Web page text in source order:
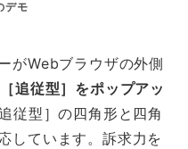
デモ
がWebブラウザの外側
追従型］をポップアッ
従型］の四角形と四角
しています。訴求力を